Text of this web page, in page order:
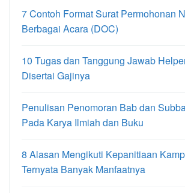
7 Contoh Format Surat Permohonan
Berbagai Acara (DOC)
10 Tugas dan Tanggung Jawab
Disertai Gajinya
Penulisan Penomoran Bab dan
Pada Karya Ilmiah dan Buku
8 Alasan Mengikuti Kepanitiaan
Ternyata Banyak Manfaatnya